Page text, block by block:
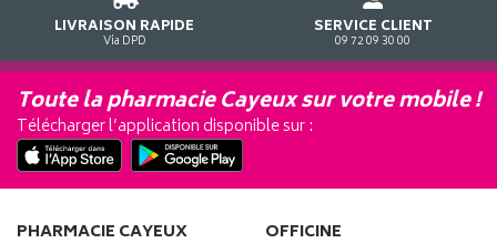
LIVRAISON RAPIDE
Via DPD
SERVICE CLIENT
09 72 09 30 00
Toute la pharmacie Cayeux sur votre mobile !
Télécharger l’application disponible sur :
PHARMACIE CAYEUX OFFICINE